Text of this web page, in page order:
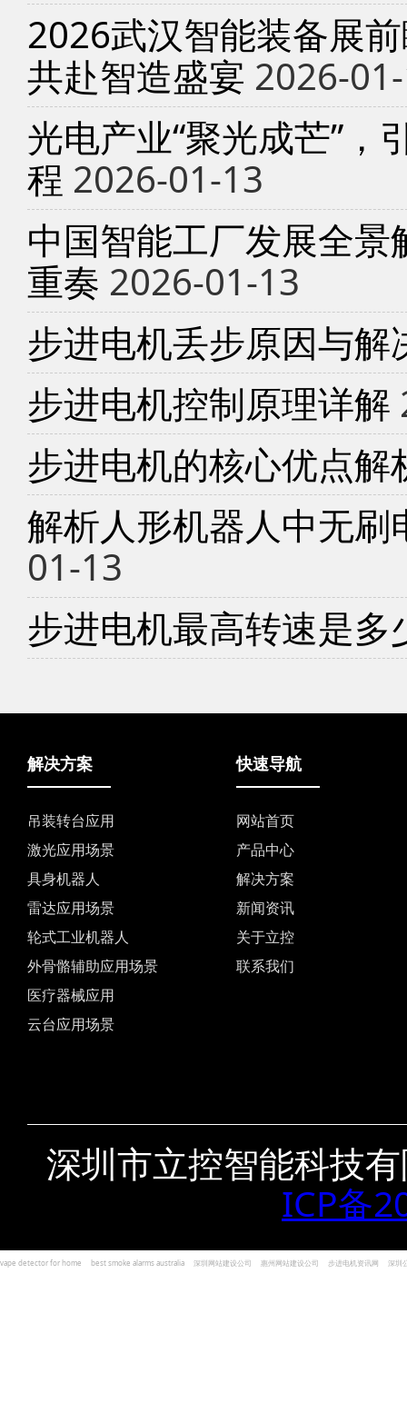
2026武汉智能装备展
共赴智造盛宴 2026-
光电产业“聚光成芒”，
程 2026-01-13
中国智能工厂发展全
重奏 2026-01-13
步进电机丢步原因与解
步进电机控制原理详解
步进电机的核心优点解
解析人形机器人中无
01-13
步进电机最高转速是多
解决方案
吊装转台应用
激光应用场景
具身机器人
雷达应用场景
轮式工业机器人
外骨骼辅助应用场景
医疗器械应用
云台应用场景
快速导航
网站首页
产品中心
解决方案
新闻资讯
关于立控
联系我们
深圳市立控智能科技
ICP备
vape detector for home best smoke alarms australia 深圳网站建设公司 惠州网站建设公司 步进电机资讯网 深圳